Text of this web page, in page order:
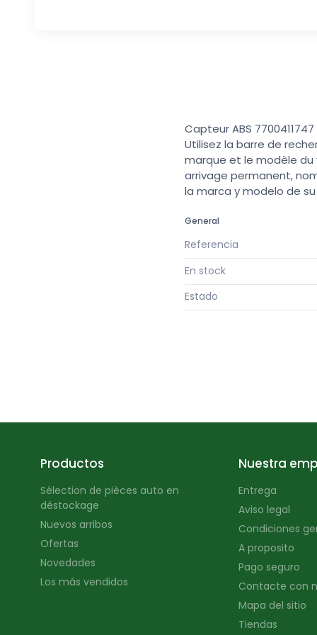
Capteur ABS
Utilisez la barre de
marque et le modèle du
arrivage permanent,
la marca y modelo de
General
Referencia
En stock
Estado
Productos
Sélection de pièces auto en
déstockage
Nuevos arribos
Ofertas
Novedades
Los más vendidos
Nuestra
Entrega
Aviso legal
Condiciones
A proposito
Pago seguro
Contacte con
Mapa del sitio
Tiendas